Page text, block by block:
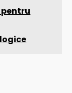
pentru